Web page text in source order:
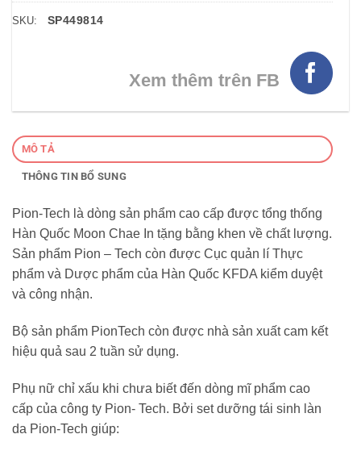
SKU: SP449814
Xem thêm trên FB
MÔ TẢ
THÔNG TIN BỔ SUNG
Pion-Tech là dòng sản phẩm cao cấp được tổng thống
Hàn Quốc Moon Chae In tặng bằng khen về chất lượng.
Sản phẩm Pion – Tech còn được Cục quản lí Thực
phẩm và Dược phẩm của Hàn Quốc KFDA kiểm duyệt
và công nhận.
Bộ sản phẩm PionTech còn được nhà sản xuất cam kết
hiệu quả sau 2 tuần sử dụng.
Phụ nữ chỉ xấu khi chưa biết đến dòng mĩ phẩm cao
cấp của công ty Pion- Tech. Bởi set dưỡng tái sinh làn
da Pion-Tech giúp: